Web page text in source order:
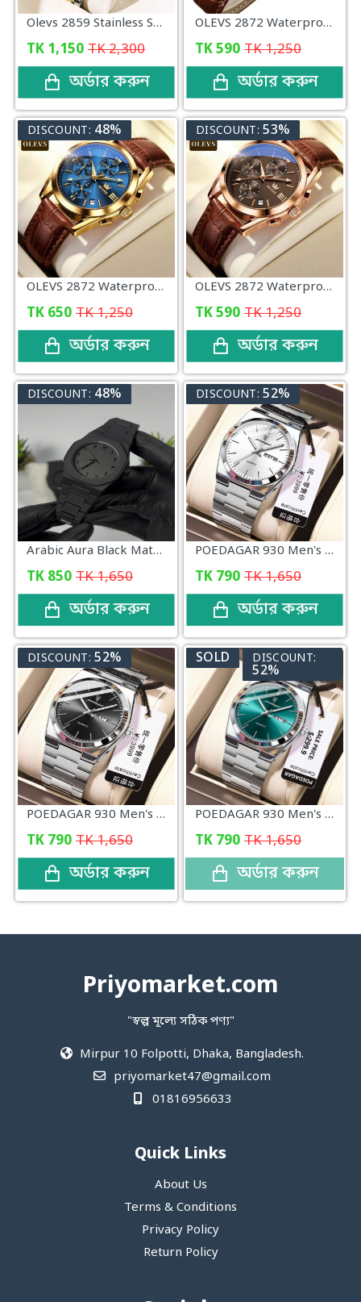
Olevs 2859 Stainless Steel Silver & Golden Two Tone Chronograph Wrist Watch For Men
TK 1,150 TK2,300
অর্ডার করুন
OLEVS 2872 Waterproof Business Dress Analog Quartz Calendar Wrist Watch For Men (White)
TK590 TK1,250
অর্ডার করুন
DISCOUNT: 48%
OLEVS 2872 Waterproof Business Dress Analog Quartz Calendar Wrist Watch For Men (Blue)
TK 650 TK1,250
অর্ডার করুন
DISCOUNT: 53%
OLEVS 2872 Waterproof Business Dress Analog Quartz Calendar Wrist Watch For Men (Black)
TK590 TK1,250
অর্ডার করুন
DISCOUNT: 48%
Arabic Aura Black Matte Stainless Steel Brand Analog Watch With Octagonal Case
TK 850 TK1,650
অর্ডার করুন
DISCOUNT: 52%
POEDAGAR 930 Men's New Luxury Luminous Date Week Stainless Steel Quartz Watch (White)
TK 790 TK1,650
অর্ডার করুন
DISCOUNT: 52%
POEDAGAR 930 Men's New Luxury Luminous Date Week Stainless Steel Quartz Watch (Black)
TK 790 TK1,650
অর্ডার করুন
SOLD DISCOUNT:
52%
POEDAGAR 930 Men's New Luxury Luminous Date Week Stainless Steel Quartz Watch (Green)
TK 790 TK1,650
অর্ডার করুন
Priyomarket.com
"স্বল্প মূল্যে সঠিক পণ্য"
Mirpur 10 Folpotti, Dhaka, Bangladesh.
priyomarket47@gmail.com
01816956633
Quick Links
About Us
Terms & Conditions
Privacy Policy
Return Policy